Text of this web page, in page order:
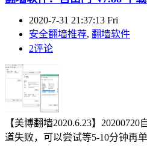
2020-7-31 21:37:13 Fri
安全翻墙推荐, 翻墙软件
2评论
【美博翻墙2020.6.23】
道失败，可以尝试等5-10分钟再